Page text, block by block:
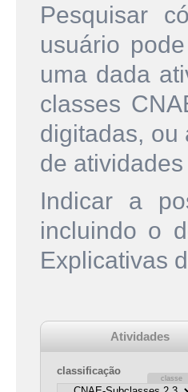
Pesquisar
usuário
uma dada
classes
digitadas, ou
de
Indicar a
incluindo o
Explicativas
Atividades
classificação